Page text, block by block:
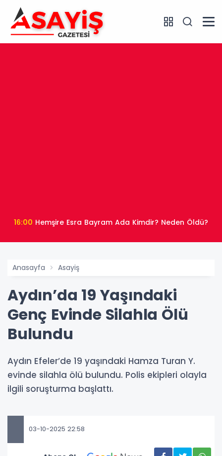
16:00 Hemşire Esra Bayram Ada Kimdir? Neden Öldü?
Anasayfa Asayiş
Aydın’da 19 Yaşındaki
Genç Evinde Silahla Ölü
Bulundu
Aydın Efeler’de 19 yaşındaki Hamza Turan Y.
evinde silahla ölü bulundu. Polis ekipleri olayla
ilgili soruşturma başlattı.
03-10-2025 22:58